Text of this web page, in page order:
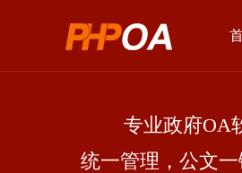
专业政府OA软
统一管理，公文